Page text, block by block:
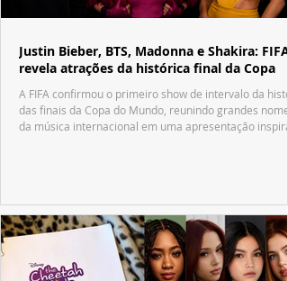
Justin Bieber, BTS, Madonna e Shakira: FIFA
revela atrações da histórica final da Copa
A FIFA confirmou o primeiro show de intervalo da
das finais da Copa do Mundo, reunindo grandes nomes
da música internacional em uma apresentação